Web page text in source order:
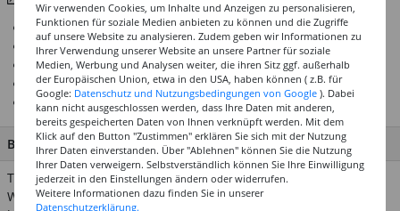
Top-Preis-Leistungsverhältnis
Dermatologisch getestet
Bewährte Qualität von Eulenspiegel
Hergestellt in Deutschland
Ideal für Mottoparty, Karneval & Halloween
BESCHREIBUNG
Tattoos - der faszinierende Körperschmuck. Kosmetiktinte auf
Wasserbasis, haltbar bis zu 5 Tagen (je nach Hauttyp),
Wir verwenden Cookies, um Inhalte und Anzeigen zu personalisieren,
Funktionen für soziale Medien anbieten zu können und die Zugriffe
auf unsere Website zu analysieren. Zudem geben wir Informationen zu
Ihrer Verwendung unserer Website an unsere Partner für soziale
Medien, Werbung und Analysen weiter, die ihren Sitz ggf. außerhalb
der Europäischen Union, etwa in den USA, haben können ( z.B. für
Google: Datenschutz und Nutzungsbedingungen von Google ). Dabei
kann nicht ausgeschlossen werden, dass Ihre Daten mit anderen,
bereits gespeicherten Daten von Ihnen verknüpft werden. Mit dem
Klick auf den Button "Zustimmen" erklären Sie sich mit der Nutzung
Ihrer Daten einverstanden. Über "Ablehnen" können Sie die Nutzung
Ihrer Daten verweigern. Selbstverständlich können Sie Ihre Einwilligung
jederzeit in den Einstellungen ändern oder widerrufen.
Weitere Informationen dazu finden Sie in unserer
Datenschutzerklärung.